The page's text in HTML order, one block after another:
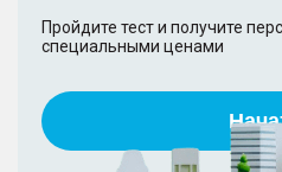
Пройдите тест и получите
специальными ценами